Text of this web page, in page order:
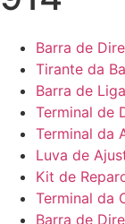
Barra de
Tirante da
Barra de
Terminal de
Terminal da
Luva de
Kit de
Terminal da
Barra de